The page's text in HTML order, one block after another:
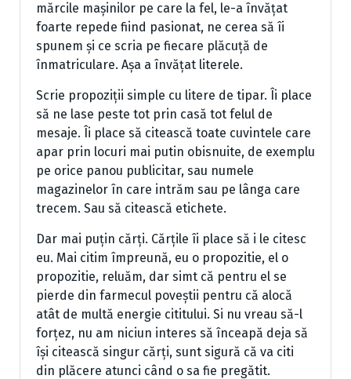
mărcile mașinilor pe care la fel, le-a învățat
foarte repede fiind pasionat, ne cerea să îi
spunem și ce scria pe fiecare plăcuță de
înmatriculare. Așa a învățat literele.
Scrie propoziții simple cu litere de tipar. Îi place
să ne lase peste tot prin casă tot felul de
mesaje. Îi place să citească toate cuvintele care
apar prin locuri mai putin obisnuite, de exemplu
pe orice panou publicitar, sau numele
magazinelor în care intrăm sau pe lânga care
trecem. Sau să citească etichete.
Dar mai puțin cărți. Cărțile îi place să i le citesc
eu. Mai citim împreună, eu o propozitie, el o
propozitie, reluăm, dar simt că pentru el se
pierde din farmecul poveștii pentru că alocă
atât de multă energie cititului. Si nu vreau să-l
forțez, nu am niciun interes să înceapă deja să
își citească singur cărți, sunt sigură că va citi
din plăcere atunci când o sa fie pregătit.